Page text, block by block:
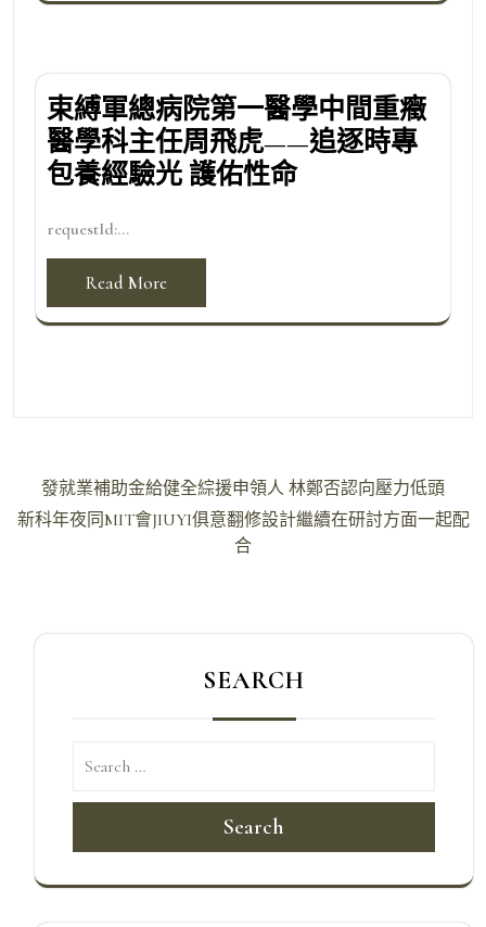
束縛軍總病院第一醫學中間重癥
醫學科主任周飛虎——追逐時專
包養經驗光 護佑性命
requestId:...
Read More
章
發就業補助金給健全綜援申領人 林鄭否認向壓力低頭
新科年夜同MIT會JIUYI俱意翻修設計繼續在研討方面一起配
合
SEARCH
Search